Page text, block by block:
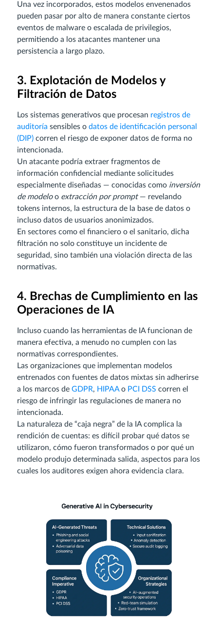
Una vez incorporados, estos modelos envenenados
pueden pasar por alto de manera constante ciertos
eventos de malware o escalada de privilegios,
permitiendo a los atacantes mantener una
persistencia a largo plazo.
3. Explotación de Modelos y
Filtración de Datos
Los sistemas generativos que procesan registros de
auditoría sensibles o datos de identificación personal
(DIP) corren el riesgo de exponer datos de forma no
intencionada.
Un atacante podría extraer fragmentos de
información confidencial mediante solicitudes
especialmente diseñadas — conocidas como inversión
de modeloo extracción por prompt— revelando
tokens internos, la estructura de la base de datos o
incluso datos de usuarios anonimizados.
En sectores como el financiero o el sanitario, dicha
filtración no solo constituye un incidente de
seguridad, sino también una violación directa de las
normativas.
4. Brechas de Cumplimiento en las
Operaciones de IA
Incluso cuando las herramientas de IA funcionan de
manera efectiva, a menudo no cumplen con las
normativas correspondientes.
Las organizaciones que implementan modelos
entrenados con fuentes de datos mixtas sin adherirse
a los marcos de GDPR, HIPAAo PCI DSS corren el
riesgo de infringir las regulaciones de manera no
intencionada.
La naturaleza de “caja negra” de la IA complica la
rendición de cuentas: es difícil probar qué datos se
utilizaron, cómo fueron transformados o por qué un
modelo produjo determinada salida, aspectos para los
cuales los auditores exigen ahora evidencia clara.